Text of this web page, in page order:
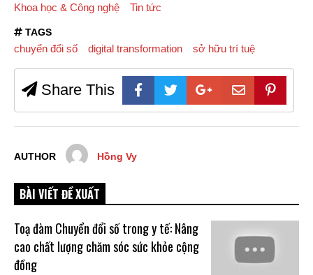
Khoa học & Công nghệ Tin tức
TAGS
chuyển đổi số digital transformation sở hữu trí tuệ
Share This
AUTHOR Hồng Vy
BÀI VIẾT ĐỀ XUẤT
Toạ đàm Chuyển đổi số trong y tế: Nâng
cao chất lượng chăm sóc sức khỏe cộng
đồng